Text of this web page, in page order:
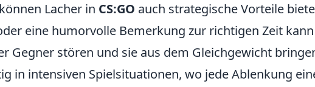
Lacher in CS:GO auch strategische Vorteile
eine humorvolle Bemerkung zur richtigen Zeit
Gegner stören und sie aus dem Gleichgewicht
in intensiven Spielsituationen, wo jede Ablenkung